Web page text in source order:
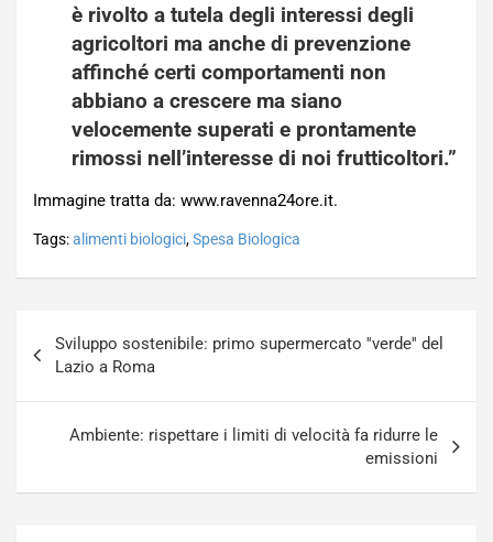
è rivolto a tutela degli interessi degli
agricoltori ma anche di prevenzione
affinché certi comportamenti non
abbiano a crescere ma siano
velocemente superati e prontamente
rimossi nell’interesse di noi frutticoltori.”
Immagine tratta da: www.ravenna24ore.it.
Tags:alimenti biologici,Spesa Biologica
articoli
Sviluppo sostenibile: primo supermercato ''verde'' del
Lazio a Roma
Ambiente: rispettare i limiti di velocità fa ridurre le
emissioni